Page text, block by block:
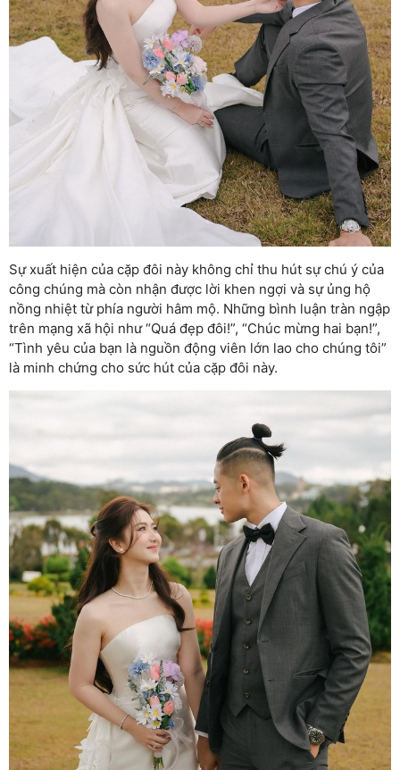
Sự xuất hiện của cặp đôi này không chỉ thu hút sự chú ý của
công chúng mà còn nhận được lời khen ngợi và sự ủng hộ
nồng nhiệt từ phía người hâm mộ. Những bình luận tràn ngập
trên mạng xã hội như “Quá đẹp đôi!”, “Chúc mừng hai bạn!”,
“Tình yêu của bạn là nguồn động viên lớn lao cho chúng tôi”
là minh chứng cho sức hút của cặp đôi này.